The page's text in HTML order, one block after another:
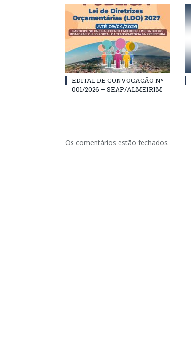
EDITAL DE CONVOCAÇÃO Nº
001/2026 – SEAP/ALMEIRIM
Os comentários estão fechados.